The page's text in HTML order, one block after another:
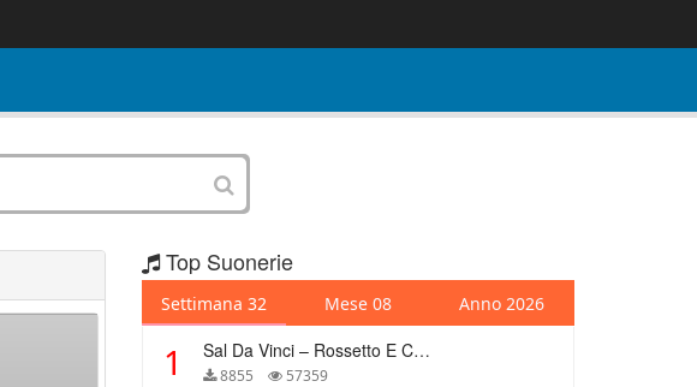
Top Suonerie
Settimana 32 Mese 08 Anno 2026
1 Sal Da Vinci – Rossetto E Caffè
8855 57359